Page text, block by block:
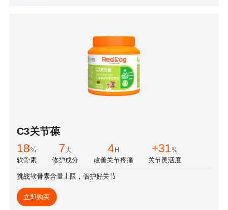
C3关节葆
18%
软骨素
7大
修护成分
4H
改善关节疼痛
+31%
关节灵活度
挑战软骨素含量上限，倍护好关节
立即购买